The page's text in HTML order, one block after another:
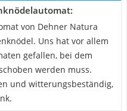
von Dehner Natura
Uns hat vor allem
gefallen, bei dem
werden muss.
und witterungsbeständig,